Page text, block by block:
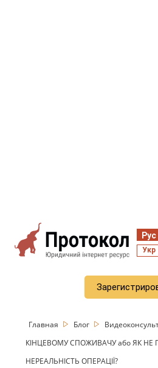
Рус
Укр
Главная Блог
КІНЦЕВОМУ СПОЖИВАЧУ або ЯК НЕ
НЕРЕАЛЬНІСТЬ ОПЕРАЦІЇ?